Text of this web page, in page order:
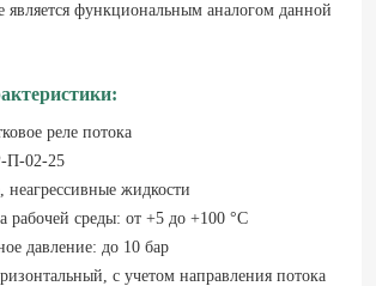
является функциональным аналогом данной
реле потока
П-02-25
неагрессивные жидкости
рабочей среды: от +5 до +100 °C
давление: до 10 бар
с учетом направления потока